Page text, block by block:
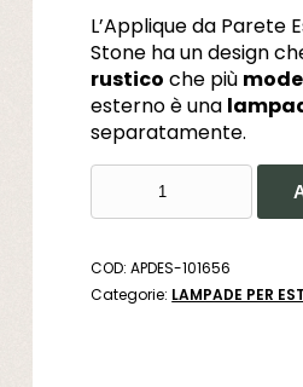
L’Applique da Parete
Stone ha un design
rustico che più
esterno è una
separatamente.
PER
ESTERNI
ACCIAIO
COD:APDES-101656
Categorie: LAMPADE PER